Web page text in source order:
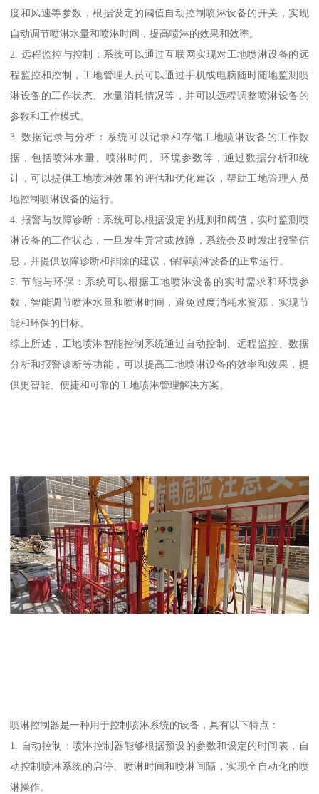
度和风速等参数，根据设定的阈值自动控制喷淋设备的开关，实现
自动调节喷淋水量和喷淋时间，提高喷淋的效果和效率。
2. 远程监控与控制：系统可以通过互联网实现对工地喷淋设备的远
程监控和控制，工地管理人员可以通过手机或电脑随时随地监测喷
淋设备的工作状态、水量消耗情况等，并可以远程调整喷淋设备的
参数和工作模式。
3. 数据记录与分析：系统可以记录和存储工地喷淋设备的工作数
据，包括喷淋水量、喷淋时间、环境参数等，通过数据分析和统
计，可以提供工地喷淋效果的评估和优化建议，帮助工地管理人员
地控制喷淋设备的运行。
4. 报警与故障诊断：系统可以根据设定的规则和阈值，实时监测喷
淋设备的工作状态，一旦发生异常或故障，系统会及时发出报警信
息，并提供故障诊断和排除的建议，保障喷淋设备的正常运行。
5. 节能与环保：系统可以根据工地喷淋设备的实时需求和环境参
数，智能调节喷淋水量和喷淋时间，避免过度消耗水资源，实现节
能和环保的目标。
综上所述，工地喷淋智能控制系统通过自动控制、远程监控、数据
分析和报警诊断等功能，可以提高工地喷淋设备的效率和效果，提
供更智能、便捷和可靠的工地喷淋管理解决方案。
喷淋控制器是一种用于控制喷淋系统的设备，具有以下特点：
1. 自动控制：喷淋控制器能够根据预设的参数和设定的时间表，自
动控制喷淋系统的启停、喷淋时间和喷淋间隔，实现全自动化的喷
淋操作。